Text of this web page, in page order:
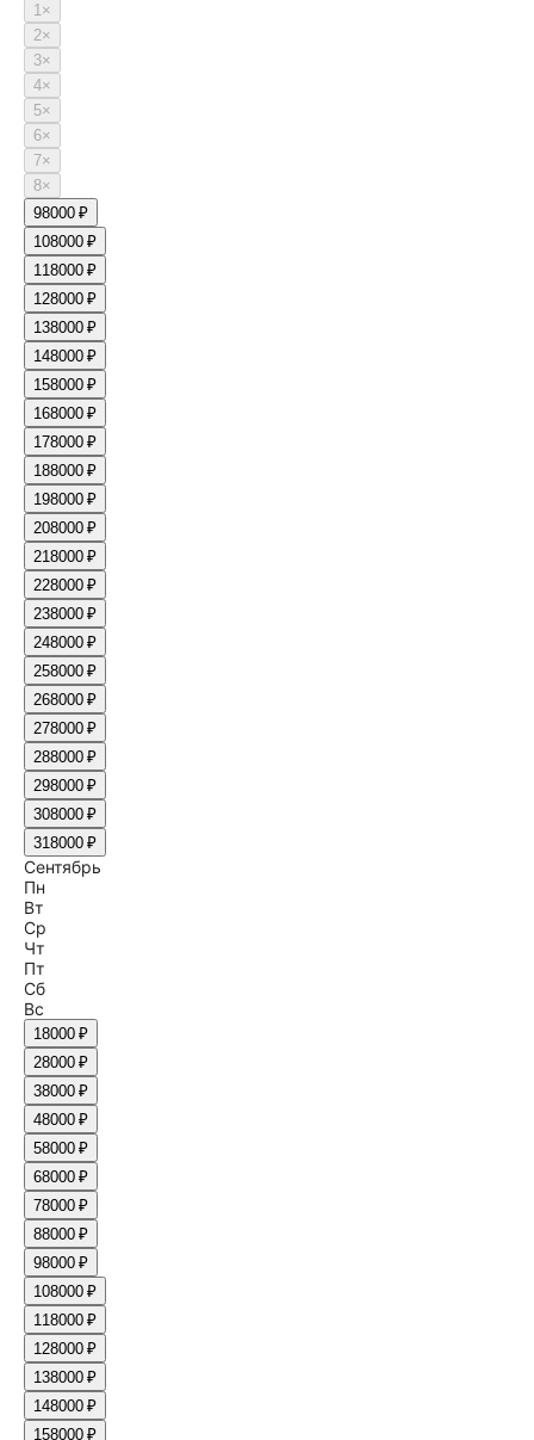
1×
2×
3×
4×
5×
6×
7×
8×
98000 ₽
108000 ₽
118000 ₽
128000 ₽
138000 ₽
148000 ₽
158000 ₽
168000 ₽
178000 ₽
188000 ₽
198000 ₽
208000 ₽
218000 ₽
228000 ₽
238000 ₽
248000 ₽
258000 ₽
268000 ₽
278000 ₽
288000 ₽
298000 ₽
308000 ₽
318000 ₽
Сентябрь
Пн
Вт
Ср
Чт
Пт
Сб
Вс
18000 ₽
28000 ₽
38000 ₽
48000 ₽
58000 ₽
68000 ₽
78000 ₽
88000 ₽
98000 ₽
108000 ₽
118000 ₽
128000 ₽
138000 ₽
148000 ₽
158000 ₽